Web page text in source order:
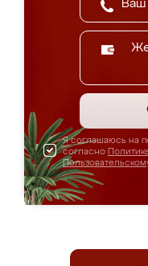
Я соглашаюсь на
согласно